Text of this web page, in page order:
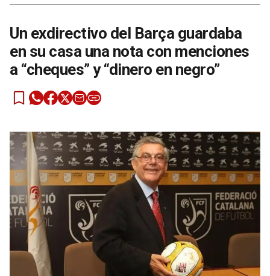
Un exdirectivo del Barça guardaba
en su casa una nota con menciones
a “cheques” y “dinero en negro”